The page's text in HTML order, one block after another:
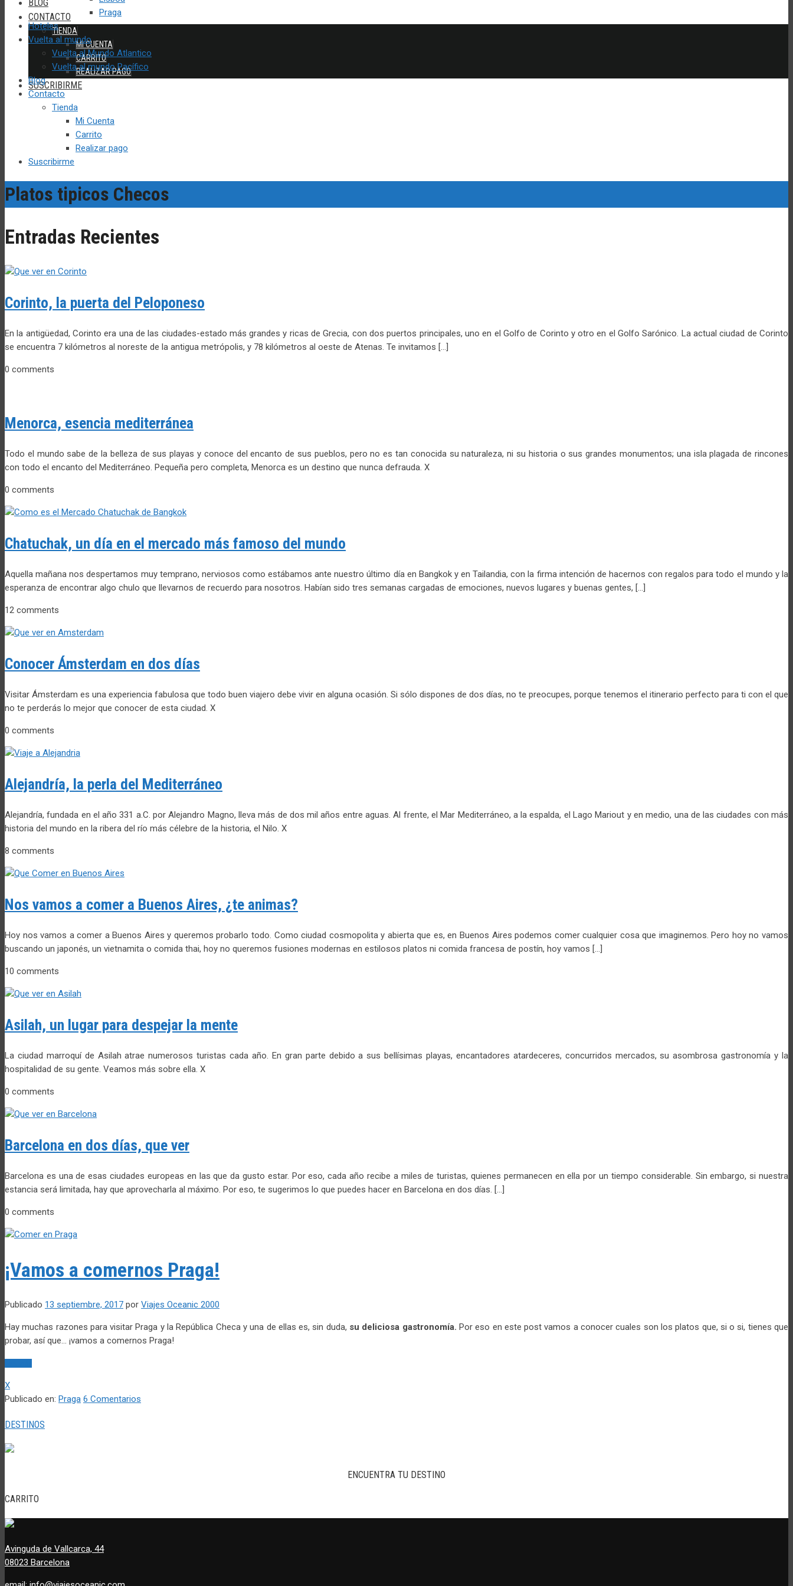
BLOG
CONTACTO
TIENDA
MI CUENTA
CARRITO
REALIZAR PAGO
SUSCRIBIRME
Praga
Hoteles
Vuelta al mundo
Vuelta al Mundo Atlantico
Vuelta al mundo Pacífico
Blog
Contacto
Tienda
Mi Cuenta
Carrito
Realizar pago
Suscribirme
Platos tipicos Checos
Entradas Recientes
Corinto, la puerta del Peloponeso
En la antigüedad, Corinto era una de las ciudades-estado más grandes y ricas de Grecia, con dos puertos principales, uno en el Golfo de Corinto y otro en el Golfo Sarónico. La actual ciudad de Corinto
se encuentra 7 kilómetros al noreste de la antigua metrópolis, y 78 kilómetros al oeste de Atenas. Te invitamos […]
0 comments
Menorca, esencia mediterránea
Todo el mundo sabe de la belleza de sus playas y conoce del encanto de sus pueblos, pero no es tan conocida su naturaleza, ni su historia o sus grandes monumentos; una isla plagada de rincones
con todo el encanto del Mediterráneo. Pequeña pero completa, Menorca es un destino que nunca defrauda. X
0 comments
Chatuchak, un día en el mercado más famoso del mundo
Aquella mañana nos despertamos muy temprano, nerviosos como estábamos ante nuestro último día en Bangkok y en Tailandia, con la firma intención de hacernos con regalos para todo el mundo y la
esperanza de encontrar algo chulo que llevarnos de recuerdo para nosotros. Habían sido tres semanas cargadas de emociones, nuevos lugares y buenas gentes, […]
12 comments
Conocer Ámsterdam en dos días
Visitar Ámsterdam es una experiencia fabulosa que todo buen viajero debe vivir en alguna ocasión. Si sólo dispones de dos días, no te preocupes, porque tenemos el itinerario perfecto para ti con el que
no te perderás lo mejor que conocer de esta ciudad. X
0 comments
Alejandría, la perla del Mediterráneo
Alejandría, fundada en el año 331 a.C. por Alejandro Magno, lleva más de dos mil años entre aguas. Al frente, el Mar Mediterráneo, a la espalda, el Lago Mariout y en medio, una de las ciudades con más
historia del mundo en la ribera del río más célebre de la historia, el Nilo. X
8 comments
Nos vamos a comer a Buenos Aires, ¿te animas?
Hoy nos vamos a comer a Buenos Aires y queremos probarlo todo. Como ciudad cosmopolita y abierta que es, en Buenos Aires podemos comer cualquier cosa que imaginemos. Pero hoy no vamos
buscando un japonés, un vietnamita o comida thai, hoy no queremos fusiones modernas en estilosos platos ni comida francesa de postín, hoy vamos […]
10 comments
Asilah, un lugar para despejar la mente
La ciudad marroquí de Asilah atrae numerosos turistas cada año. En gran parte debido a sus bellísimas playas, encantadores atardeceres, concurridos mercados, su asombrosa gastronomía y la
hospitalidad de su gente. Veamos más sobre ella. X
0 comments
Barcelona en dos días, que ver
Barcelona es una de esas ciudades europeas en las que da gusto estar. Por eso, cada año recibe a miles de turistas, quienes permanecen en ella por un tiempo considerable. Sin embargo, si nuestra
estancia será limitada, hay que aprovecharla al máximo. Por eso, te sugerimos lo que puedes hacer en Barcelona en dos días. […]
0 comments
¡Vamos a comernos Praga!
Publicado 13 septiembre, 2017 por Viajes Oceanic 2000
Hay muchas razones para visitar Praga y la República Checa y una de ellas es, sin duda, su deliciosa gastronomía. Por eso en este post vamos a conocer cuales son los platos que, si o si, tienes que
probar, así que… ¡vamos a comernos Praga!
X
Publicado en: Praga 6 Comentarios
DESTINOS
ENCUENTRA TU DESTINO
CARRITO
Avinguda de Vallcarca, 44
08023 Barcelona